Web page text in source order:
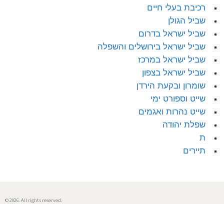
רכיבת בעלי חיים
שביל הגולן
שביל ישראל בדרום
שביל ישראל בירושלים והשפלה
שביל ישראל במרכז
שביל ישראל בצפון
שומרון ובקעת הירדן
שייט וספורט ימי
שייט נהרות ואגמים
שפלת יהודה
ת
תיירים
© 2026. All rights reserved.